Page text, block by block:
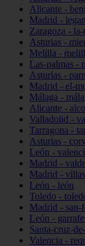
Alicante -
Madrid -
Zaragoza - la-
Asturias -
Melilla -
Las-palmas -
Asturias -
Madrid - el-
Málaga -
Alicante -
Valladolid -
Tarragona -
Asturias -
León -
Madrid -
Madrid -
León - león
Toledo -
Madrid - san-
León -
Santa-cruz-
Valencia -